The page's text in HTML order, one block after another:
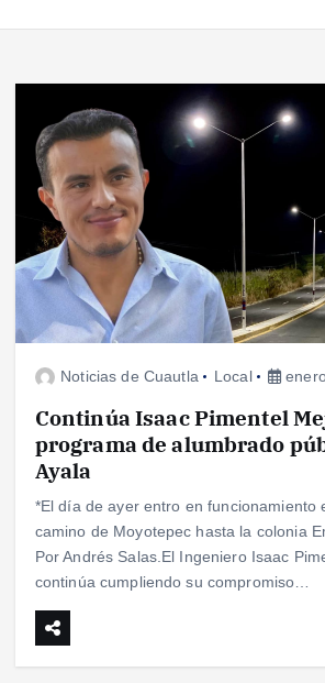
Noticias de Cuautla Local
Continúa Isaac Pimentel
programa de alumbrado
Ayala
*El día de ayer entro en funcionamiento
camino de Moyotepec hasta la colonia
Por Andrés Salas.El Ingeniero Isaac
continúa cumpliendo su compromiso…